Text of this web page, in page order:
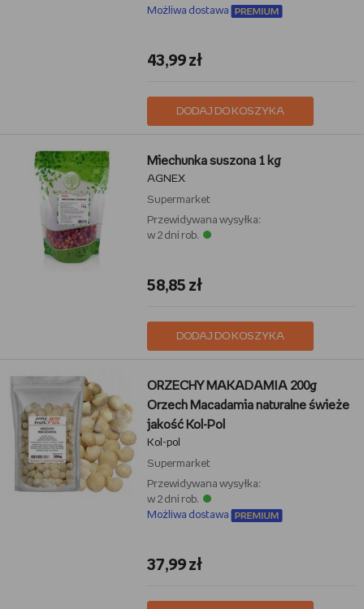
Możliwa dostawa
43,99 zł
DODAJ DO KOSZYKA
Miechunka suszona 1 kg
AGNEX
Supermarket
Przewidywana wysyłka:
w 2 dni rob.
58,85 zł
DODAJ DO KOSZYKA
ORZECHY MAKADAMIA 200g
Orzech Macadamia naturalne świeże
jakość Kol-Pol
Kol-pol
Supermarket
Przewidywana wysyłka:
w 2 dni rob.
Możliwa dostawa
37,99 zł